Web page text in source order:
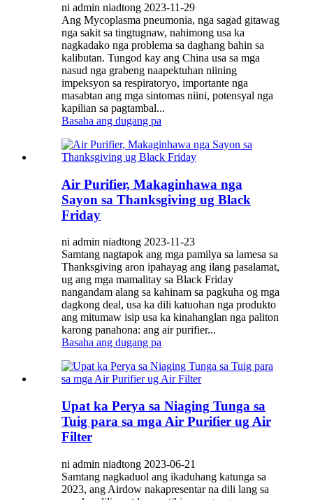
ni admin niadtong 2023-11-29
Ang Mycoplasma pneumonia, nga sagad gitawag
nga sakit sa tingtugnaw, nahimong usa ka
nagkadako nga problema sa daghang bahin sa
kalibutan. Tungod kay ang China usa sa mga
nasud nga grabeng naapektuhan niining
impeksyon sa respiratoryo, importante nga
masabtan ang mga sintomas niini, potensyal nga
kapilian sa pagtambal...
Basaha ang dugang pa
Air Purifier, Makaginhawa nga
Sayon sa Thanksgiving ug Black
Friday
ni admin niadtong 2023-11-23
Samtang nagtapok ang mga pamilya sa lamesa sa
Thanksgiving aron ipahayag ang ilang pasalamat,
ug ang mga mamalitay sa Black Friday
nangandam alang sa kahinam sa pagkuha og mga
dagkong deal, usa ka dili katuohan nga produkto
ang mitumaw isip usa ka kinahanglan nga paliton
karong panahona: ang air purifier...
Basaha ang dugang pa
Upat ka Perya sa Niaging Tunga sa
Tuig para sa mga Air Purifier ug Air
Filter
ni admin niadtong 2023-06-21
Samtang nagkaduol ang ikaduhang katunga sa
2023, ang Airdow nakapresentar na dili lang sa